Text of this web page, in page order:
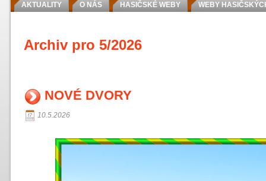
AKTUALITY O NÁS HASIČSKÉ WEBY WEBY
Archiv pro 5/2026
NOVÉ DVORY
10.5.2026